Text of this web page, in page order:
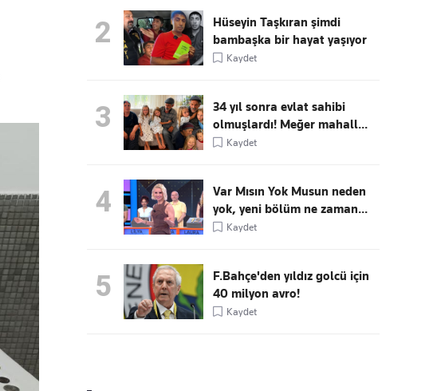
2
Hüseyin Taşkıran şimdi
bambaşka bir hayat yaşıyor
Kaydet
3
34 yıl sonra evlat sahibi
olmuşlardı! Meğer mahall...
Kaydet
4
Var Mısın Yok Musun neden
yok, yeni bölüm ne zaman...
Kaydet
5
F.Bahçe'den yıldız golcü için
40 milyon avro!
Kaydet